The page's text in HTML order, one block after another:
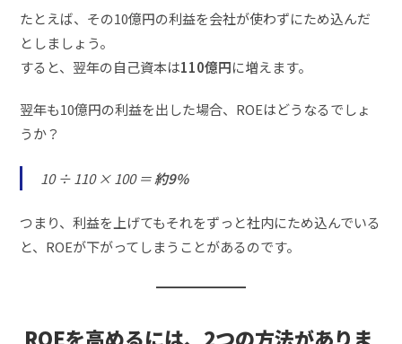
たとえば、その10億円の利益を会社が使わずにため込んだ
としましょう。
すると、翌年の自己資本は110億円に増えます。
翌年も10億円の利益を出した場合、ROEはどうなるでしょ
うか？
10 ÷ 110 × 100 ＝約9%
つまり、利益を上げてもそれをずっと社内にため込んでいる
と、ROEが下がってしまうことがあるのです。
ROEを高めるには、2つの方法がありま